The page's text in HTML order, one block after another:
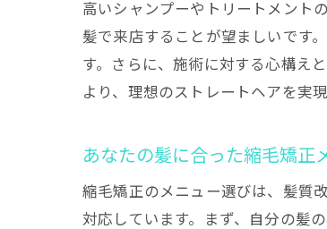
高いシャンプーやトリートメント
髪で来店することが望ましいです
す。さらに、施術に対する心構え
より、理想のストレートヘアを実
あなたの髪に合った縮毛矯正
縮毛矯正のメニュー選びは、髪質
対応しています。まず、自分の髪